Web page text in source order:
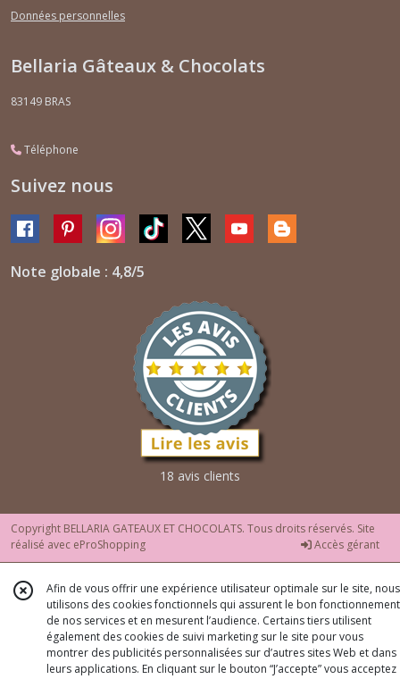
Données personnelles
Bellaria Gâteaux & Chocolats
83149 BRAS
Téléphone
Suivez nous
Note globale : 4,8/5
18 avis clients
Copyright BELLARIA GATEAUX ET CHOCOLATS. Tous droits réservés. Site
réalisé avec eProShopping Accès gérant
Afin de vous offrir une expérience utilisateur optimale sur le site, nous
utilisons des cookies fonctionnels qui assurent le bon fonctionnement
de nos services et en mesurent l’audience. Certains tiers utilisent
également des cookies de suivi marketing sur le site pour vous
montrer des publicités personnalisées sur d’autres sites Web et dans
leurs applications. En cliquant sur le bouton “J’accepte” vous acceptez